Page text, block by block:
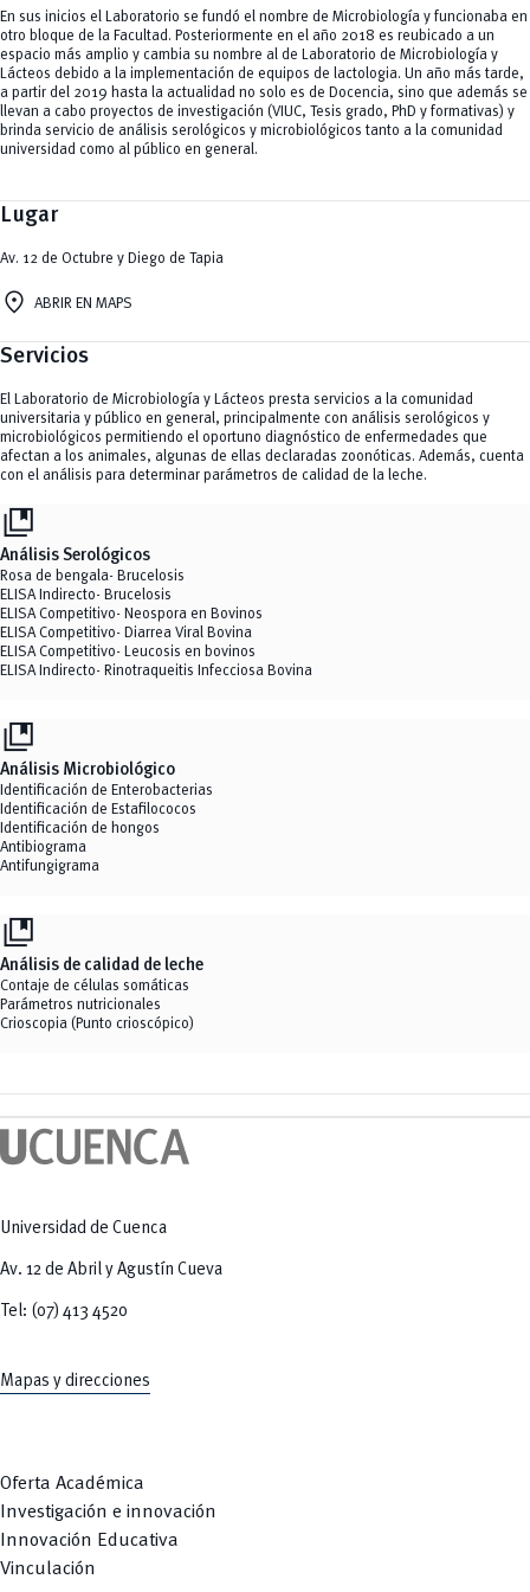
En sus inicios el Laboratorio se fundó el nombre de Microbiología y funcionaba en
otro bloque de la Facultad. Posteriormente en el año 2018 es reubicado a un
espacio más amplio y cambia su nombre al de Laboratorio de Microbiología y
Lácteos debido a la implementación de equipos de lactologia. Un año más tarde,
a partir del 2019 hasta la actualidad no solo es de Docencia, sino que además se
llevan a cabo proyectos de investigación (VIUC, Tesis grado, PhD y formativas) y
brinda servicio de análisis serológicos y microbiológicos tanto a la comunidad
universidad como al público en general.
Lugar
Av. 12 de Octubre y Diego de Tapia
location_on ABRIR EN MAPS
Servicios
El Laboratorio de Microbiología y Lácteos presta servicios a la comunidad
universitaria y público en general, principalmente con análisis serológicos y
microbiológicos permitiendo el oportuno diagnóstico de enfermedades que
afectan a los animales, algunas de ellas declaradas zoonóticas. Además, cuenta
con el análisis para determinar parámetros de calidad de la leche.
collections_bookmark
Análisis Serológicos
Rosa de bengala- Brucelosis
ELISA Indirecto- Brucelosis
ELISA Competitivo- Neospora en Bovinos
ELISA Competitivo- Diarrea Viral Bovina
ELISA Competitivo- Leucosis en bovinos
ELISA Indirecto- Rinotraqueitis Infecciosa Bovina
collections_bookmark
Análisis Microbiológico
Identificación de Enterobacterias
Identificación de Estafilococos
Identificación de hongos
Antibiograma
Antifungigrama
collections_bookmark
Análisis de calidad de leche
Contaje de células somáticas
Parámetros nutricionales
Crioscopia (Punto crioscópico)
Universidad de Cuenca
Av. 12 de Abril y Agustín Cueva
Tel: (07) 413 4520
Mapas y direcciones
Oferta Académica
Investigación e innovación
Innovación Educativa
Vinculación